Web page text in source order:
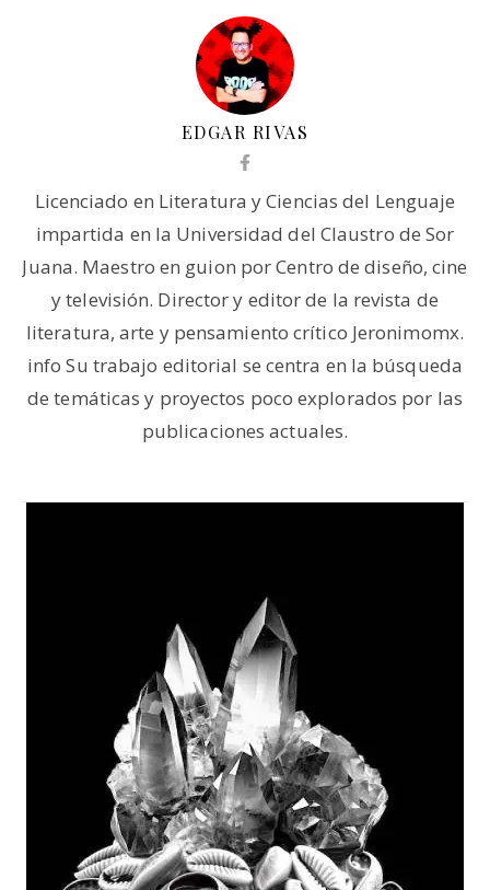
EDGAR RIVAS
Licenciado en Literatura y Ciencias del Lenguaje
impartida en la Universidad del Claustro de Sor
Juana. Maestro en guion por Centro de diseño, cine
y televisión. Director y editor de la revista de
literatura, arte y pensamiento crítico Jeronimomx.
info Su trabajo editorial se centra en la búsqueda
de temáticas y proyectos poco explorados por las
publicaciones actuales.